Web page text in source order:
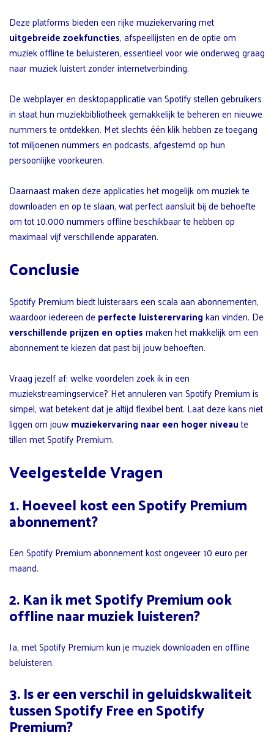
Deze platforms bieden een rijke muziekervaring met
uitgebreide zoekfuncties, afspeellijsten en de optie om
muziek offline te beluisteren, essentieel voor wie onderweg graag
naar muziek luistert zonder internetverbinding.
De webplayer en desktopapplicatie van Spotify stellen gebruikers
in staat hun muziekbibliotheek gemakkelijk te beheren en nieuwe
nummers te ontdekken. Met slechts één klik hebben ze toegang
tot miljoenen nummers en podcasts, afgestemd op hun
persoonlijke voorkeuren.
Daarnaast maken deze applicaties het mogelijk om muziek te
downloaden en op te slaan, wat perfect aansluit bij de behoefte
om tot 10.000 nummers offline beschikbaar te hebben op
maximaal vijf verschillende apparaten.
Conclusie
Spotify Premium biedt luisteraars een scala aan abonnementen,
waardoor iedereen deperfecte luisterervaringkan vinden. De
verschillende prijzen en optiesmaken het makkelijk om een
abonnement te kiezen dat past bij jouw behoeften.
Vraag jezelf af: welke voordelen zoek ik in een
muziekstreamingservice? Het annuleren van Spotify Premium is
simpel, wat betekent dat je altijd flexibel bent. Laat deze kans niet
liggen om jouwmuziekervaring naar een hoger niveaute
tillen met Spotify Premium.
Veelgestelde Vragen
1. Hoeveel kost een Spotify Premium
abonnement?
Een Spotify Premium abonnement kost ongeveer 10 euro per
maand.
2. Kan ik met Spotify Premium ook
offline naar muziek luisteren?
Ja, met Spotify Premium kun je muziek downloaden en offline
beluisteren.
3. Is er een verschil in geluidskwaliteit
tussen Spotify Free en Spotify
Premium?